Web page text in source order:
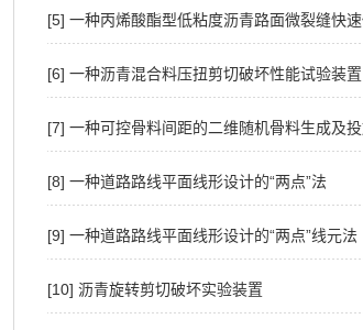
[5] 一种丙烯酸酯型低粘度沥青路面微裂缝快
[6] 一种沥青混合料压扭剪切破坏性能试验装置
[7] 一种可控骨料间距的二维随机骨料生成及
[8] 一种道路路线平面线形设计的“两点”法
[9] 一种道路路线平面线形设计的“两点”线元法
[10] 沥青旋转剪切破坏实验装置